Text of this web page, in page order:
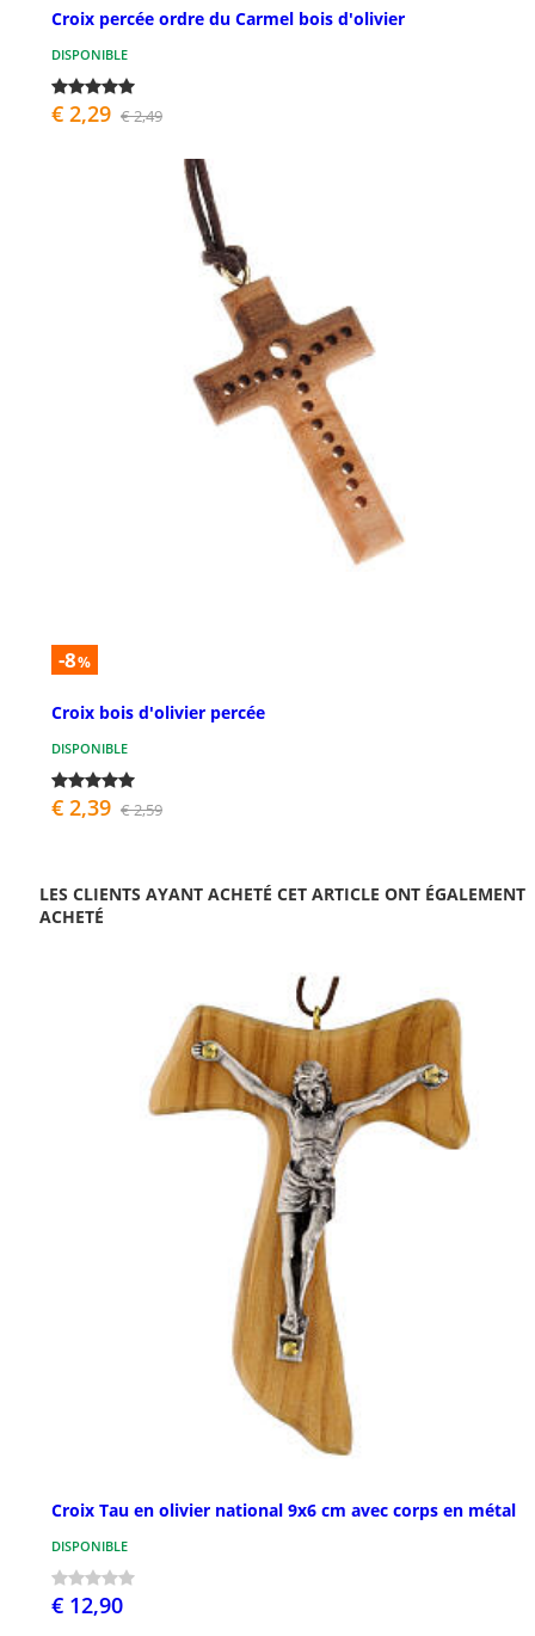
Croix percée ordre du Carmel bois d'olivier
DISPONIBLE
€ 2,29 € 2,49
-8%
Croix bois d'olivier percée
DISPONIBLE
€ 2,39 € 2,59
LES CLIENTS AYANT ACHETÉ CET ARTICLE ONT ÉGALEMENT
ACHETÉ
Croix Tau en olivier national 9x6 cm avec corps en métal
DISPONIBLE
€ 12,90